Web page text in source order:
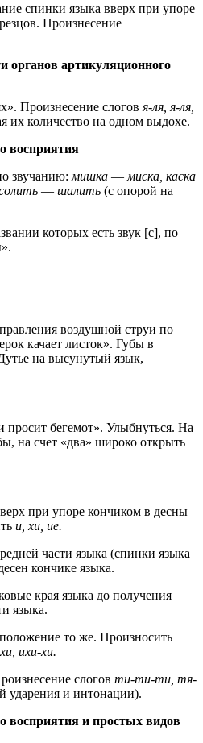
спинки языка вверх при упоре
Произнесение
органов артикуляционного
Произнесение слогов я-ля, я-ля,
их количество на одном выдохе.
восприятия
звучанию: мишка — миска, каска
— шалить (с опорой на
которых есть звук [с], по
воздушной струи по
качает листок». Губы в
на высунутый язык,
просит бегемот». Улыбнуться. На
на счет «два» широко открыть
при упоре кончиком в десны
и, хи, ие.
части языка (спинки языка
кончике языка.
края языка до получения
языка.
то же. Произносить
ихи-хи.
слогов ти-ти-ти, тя-
ударения и интонации).
восприятия и простых видов